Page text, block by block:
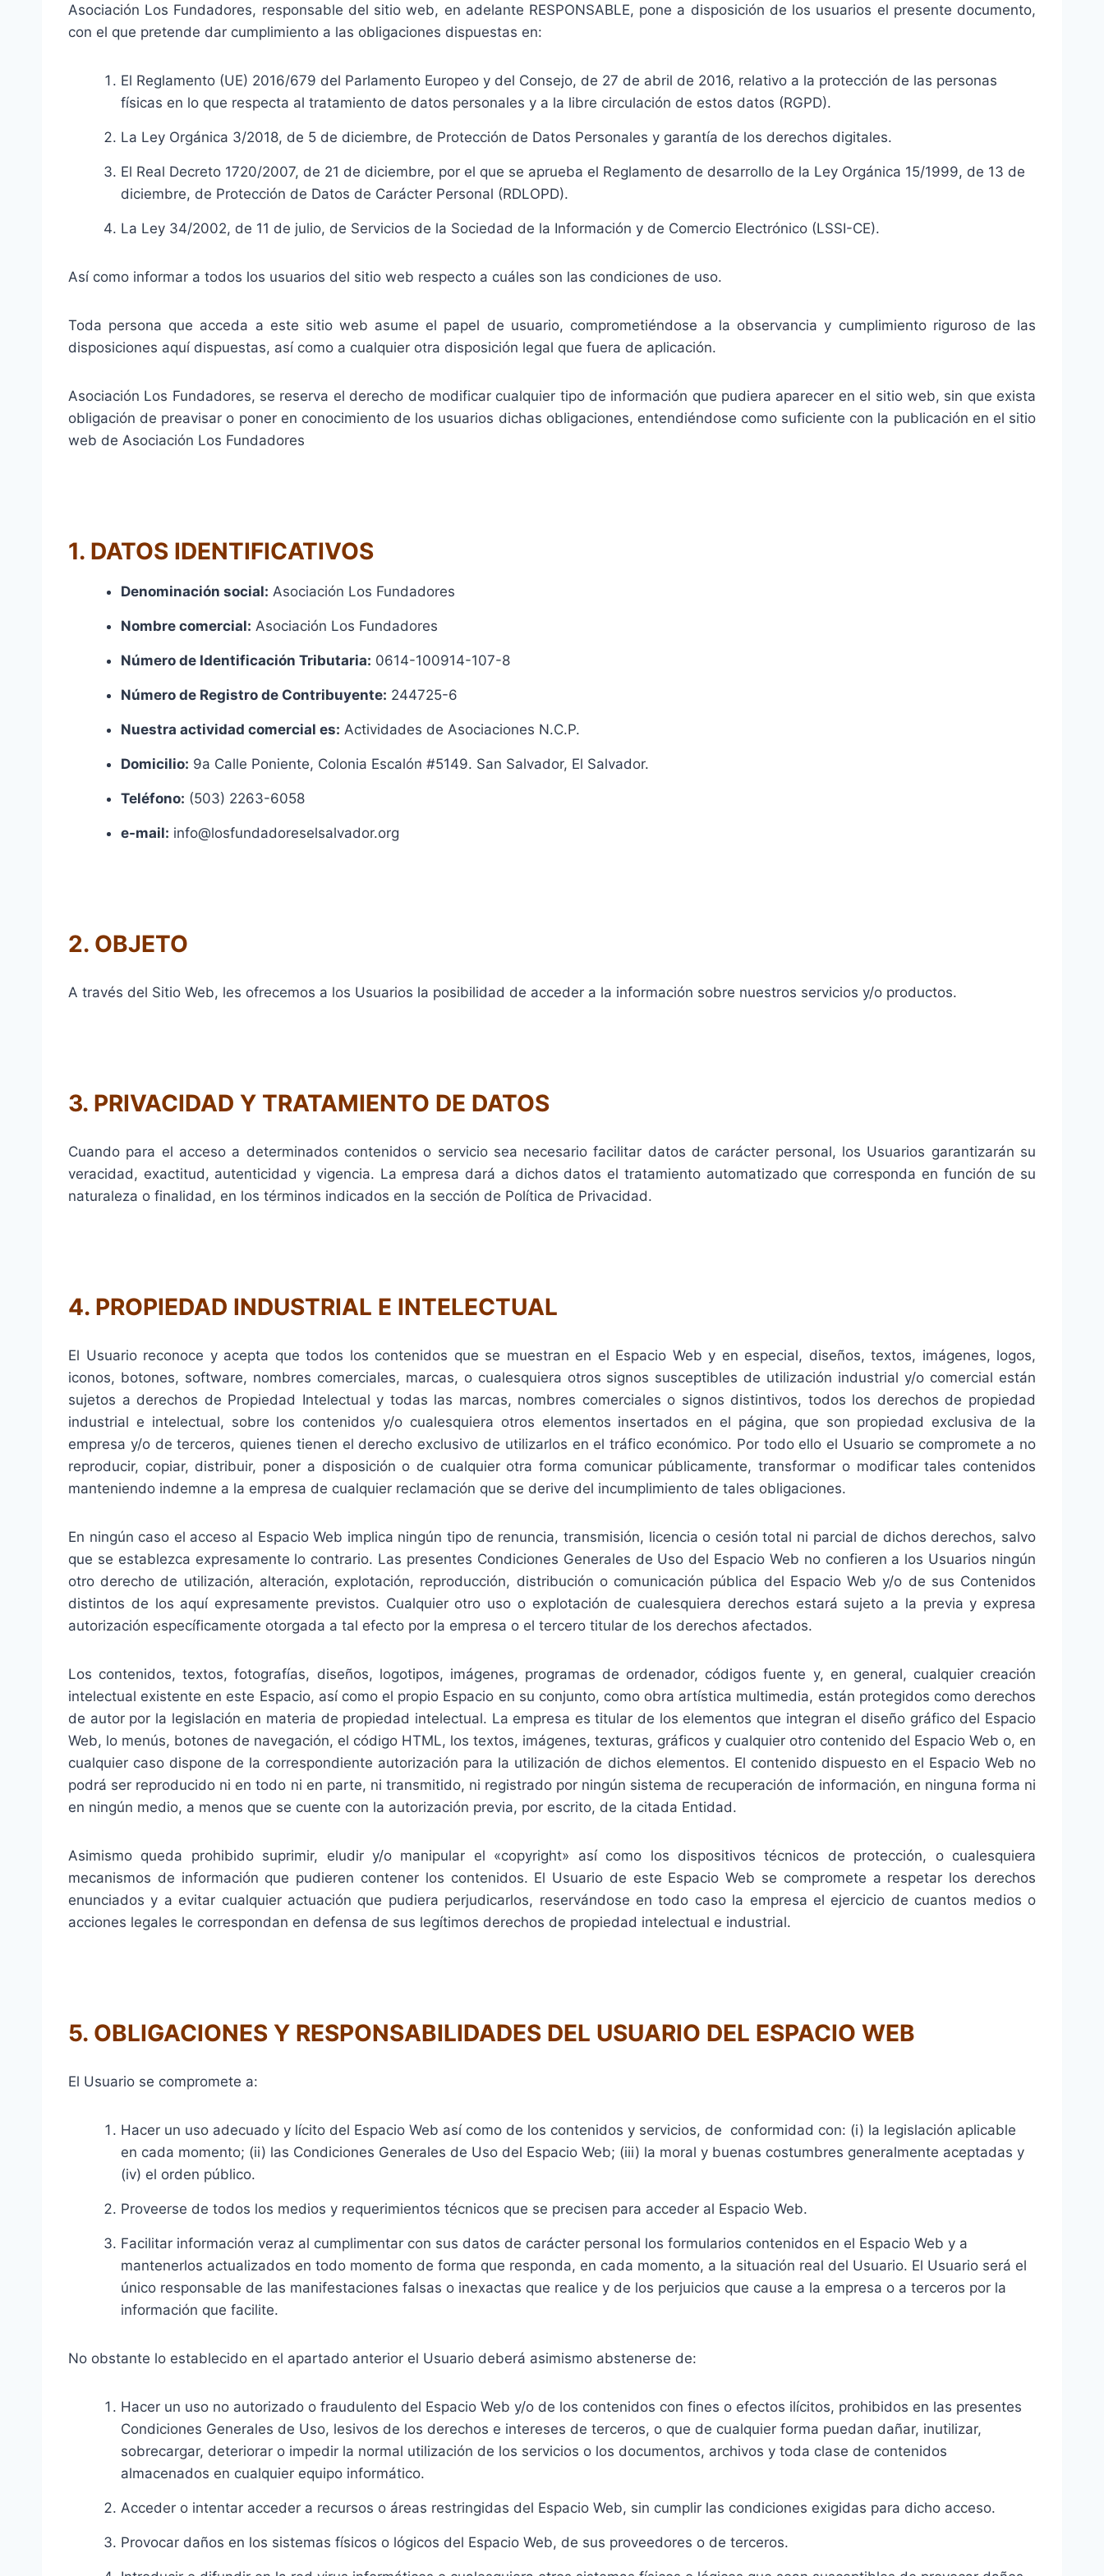
Asociación Los Fundadores, responsable del sitio web, en adelante RESPONSABLE, pone a disposición de los usuarios el presente documento,
con el que pretende dar cumplimiento a las obligaciones dispuestas en:
El Reglamento (UE) 2016/679 del Parlamento Europeo y del Consejo, de 27 de abril de 2016, relativo a la protección de las personas
físicas en lo que respecta al tratamiento de datos personales y a la libre circulación de estos datos (RGPD).
La Ley Orgánica 3/2018, de 5 de diciembre, de Protección de Datos Personales y garantía de los derechos digitales.
El Real Decreto 1720/2007, de 21 de diciembre, por el que se aprueba el Reglamento de desarrollo de la Ley Orgánica 15/1999, de 13 de
diciembre, de Protección de Datos de Carácter Personal (RDLOPD).
La Ley 34/2002, de 11 de julio, de Servicios de la Sociedad de la Información y de Comercio Electrónico (LSSI-CE).
Así como informar a todos los usuarios del sitio web respecto a cuáles son las condiciones de uso.
Toda persona que acceda a este sitio web asume el papel de usuario, comprometiéndose a la observancia y cumplimiento riguroso de las
disposiciones aquí dispuestas, así como a cualquier otra disposición legal que fuera de aplicación.
Asociación Los Fundadores, se reserva el derecho de modificar cualquier tipo de información que pudiera aparecer en el sitio web, sin que exista
obligación de preavisar o poner en conocimiento de los usuarios dichas obligaciones, entendiéndose como suficiente con la publicación en el sitio
web de Asociación Los Fundadores
1. DATOS IDENTIFICATIVOS
Denominación social: Asociación Los Fundadores
Nombre comercial: Asociación Los Fundadores
Número de Identificación Tributaria: 0614-100914-107-8
Número de Registro de Contribuyente: 244725-6
Nuestra actividad comercial es: Actividades de Asociaciones N.C.P.
Domicilio: 9a Calle Poniente, Colonia Escalón #5149. San Salvador, El Salvador.
Teléfono: (503) 2263-6058
e-mail: info@losfundadoreselsalvador.org
2. OBJETO
A través del Sitio Web, les ofrecemos a los Usuarios la posibilidad de acceder a la información sobre nuestros servicios y/o productos.
3. PRIVACIDAD Y TRATAMIENTO DE DATOS
Cuando para el acceso a determinados contenidos o servicio sea necesario facilitar datos de carácter personal, los Usuarios garantizarán su
veracidad, exactitud, autenticidad y vigencia. La empresa dará a dichos datos el tratamiento automatizado que corresponda en función de su
naturaleza o finalidad, en los términos indicados en la sección de Política de Privacidad.
4. PROPIEDAD INDUSTRIAL E INTELECTUAL
El Usuario reconoce y acepta que todos los contenidos que se muestran en el Espacio Web y en especial, diseños, textos, imágenes, logos,
iconos, botones, software, nombres comerciales, marcas, o cualesquiera otros signos susceptibles de utilización industrial y/o comercial están
sujetos a derechos de Propiedad Intelectual y todas las marcas, nombres comerciales o signos distintivos, todos los derechos de propiedad
industrial e intelectual, sobre los contenidos y/o cualesquiera otros elementos insertados en el página, que son propiedad exclusiva de la
empresa y/o de terceros, quienes tienen el derecho exclusivo de utilizarlos en el tráfico económico. Por todo ello el Usuario se compromete a no
reproducir, copiar, distribuir, poner a disposición o de cualquier otra forma comunicar públicamente, transformar o modificar tales contenidos
manteniendo indemne a la empresa de cualquier reclamación que se derive del incumplimiento de tales obligaciones.
En ningún caso el acceso al Espacio Web implica ningún tipo de renuncia, transmisión, licencia o cesión total ni parcial de dichos derechos, salvo
que se establezca expresamente lo contrario. Las presentes Condiciones Generales de Uso del Espacio Web no confieren a los Usuarios ningún
otro derecho de utilización, alteración, explotación, reproducción, distribución o comunicación pública del Espacio Web y/o de sus Contenidos
distintos de los aquí expresamente previstos. Cualquier otro uso o explotación de cualesquiera derechos estará sujeto a la previa y expresa
autorización específicamente otorgada a tal efecto por la empresa o el tercero titular de los derechos afectados.
Los contenidos, textos, fotografías, diseños, logotipos, imágenes, programas de ordenador, códigos fuente y, en general, cualquier creación
intelectual existente en este Espacio, así como el propio Espacio en su conjunto, como obra artística multimedia, están protegidos como derechos
de autor por la legislación en materia de propiedad intelectual. La empresa es titular de los elementos que integran el diseño gráfico del Espacio
Web, lo menús, botones de navegación, el código HTML, los textos, imágenes, texturas, gráficos y cualquier otro contenido del Espacio Web o, en
cualquier caso dispone de la correspondiente autorización para la utilización de dichos elementos. El contenido dispuesto en el Espacio Web no
podrá ser reproducido ni en todo ni en parte, ni transmitido, ni registrado por ningún sistema de recuperación de información, en ninguna forma ni
en ningún medio, a menos que se cuente con la autorización previa, por escrito, de la citada Entidad.
Asimismo queda prohibido suprimir, eludir y/o manipular el «copyright» así como los dispositivos técnicos de protección, o cualesquiera
mecanismos de información que pudieren contener los contenidos. El Usuario de este Espacio Web se compromete a respetar los derechos
enunciados y a evitar cualquier actuación que pudiera perjudicarlos, reservándose en todo caso la empresa el ejercicio de cuantos medios o
acciones legales le correspondan en defensa de sus legítimos derechos de propiedad intelectual e industrial.
5. OBLIGACIONES Y RESPONSABILIDADES DEL USUARIO DEL ESPACIO WEB
El Usuario se compromete a:
Hacer un uso adecuado y lícito del Espacio Web así como de los contenidos y servicios, de conformidad con: (i) la legislación aplicable
en cada momento; (ii) las Condiciones Generales de Uso del Espacio Web; (iii) la moral y buenas costumbres generalmente aceptadas y
(iv) el orden público.
Proveerse de todos los medios y requerimientos técnicos que se precisen para acceder al Espacio Web.
Facilitar información veraz al cumplimentar con sus datos de carácter personal los formularios contenidos en el Espacio Web y a
mantenerlos actualizados en todo momento de forma que responda, en cada momento, a la situación real del Usuario. El Usuario será el
único responsable de las manifestaciones falsas o inexactas que realice y de los perjuicios que cause a la empresa o a terceros por la
información que facilite.
No obstante lo establecido en el apartado anterior el Usuario deberá asimismo abstenerse de:
Hacer un uso no autorizado o fraudulento del Espacio Web y/o de los contenidos con fines o efectos ilícitos, prohibidos en las presentes
Condiciones Generales de Uso, lesivos de los derechos e intereses de terceros, o que de cualquier forma puedan dañar, inutilizar,
sobrecargar, deteriorar o impedir la normal utilización de los servicios o los documentos, archivos y toda clase de contenidos
almacenados en cualquier equipo informático.
Acceder o intentar acceder a recursos o áreas restringidas del Espacio Web, sin cumplir las condiciones exigidas para dicho acceso.
Provocar daños en los sistemas físicos o lógicos del Espacio Web, de sus proveedores o de terceros.